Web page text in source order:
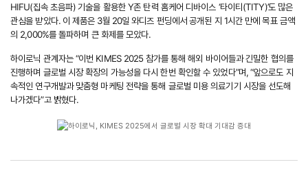
HIFU(집속 초음파) 기술을 활용한 Y존 탄력 홈케어 디바이스 ‘타이티(TITY)’도 많은
관심을 받았다. 이 제품은 3월 20일 와디즈 펀딩에서 공개된 지 1시간 만에 목표 금액
의 2,000%를 돌파하며 큰 화제를 모았다.
하이로닉 관계자는 “이번 KIMES 2025 참가를 통해 해외 바이어들과 긴밀한 협의를
진행하며 글로벌 시장 확장의 가능성을 다시 한번 확인할 수 있었다”며, “앞으로도 지
속적인 연구개발과 맞춤형 마케팅 전략을 통해 글로벌 미용 의료기기 시장을 선도해
나가겠다”고 밝혔다.